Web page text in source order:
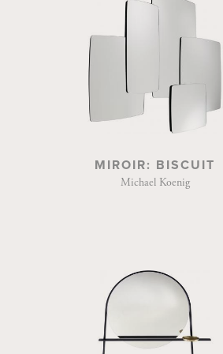
MIROIR: BISCUIT
Michael Koenig